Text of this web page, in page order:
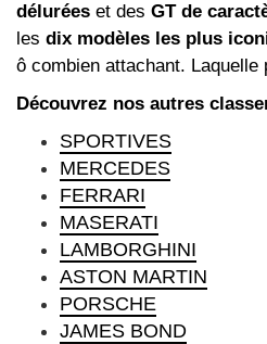
délurées et des GT de
les dix modèles les plus
ô combien attachant. Laquelle
Découvrez nos autres
SPORTIVES
MERCEDES
FERRARI
MASERATI
LAMBORGHINI
ASTON MARTIN
PORSCHE
JAMES BOND